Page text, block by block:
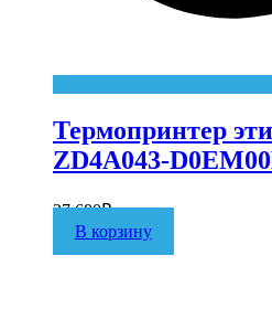
Термопринтер
ZD4A043-
27 680₽
В корзину